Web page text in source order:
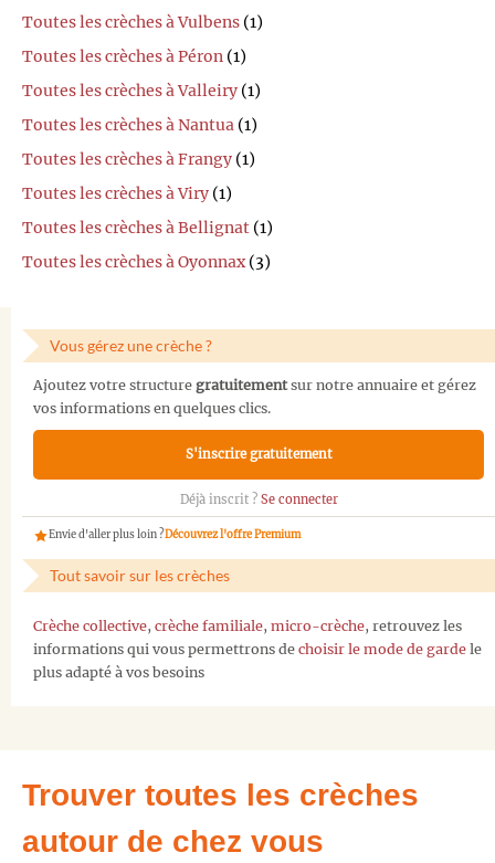
Toutes les crèches à Vulbens (1)
Toutes les crèches à Péron (1)
Toutes les crèches à Valleiry (1)
Toutes les crèches à Nantua (1)
Toutes les crèches à Frangy (1)
Toutes les crèches à Viry (1)
Toutes les crèches à Bellignat (1)
Toutes les crèches à Oyonnax(3)
Vous gérez une crèche ?
Ajoutez votre structure gratuitementsur notre annuaire et gérez
vos informations en quelques clics.
S'inscrire gratuitement
Déjà inscrit ? Se connecter
Envie d'aller plus loin ?Découvrez l'offre Premium
Tout savoir sur les crèches
Crèche collective, crèche familiale, micro-crèche, retrouvez les
informations qui vous permettrons de choisir le mode de garde le
plus adapté à vos besoins
Trouver toutes les crèches
autour de chez vous